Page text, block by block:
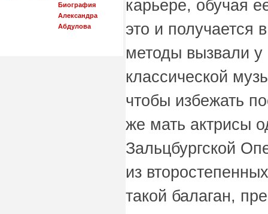
Биография
Александра
Абдулова
карьере, обучая
это и получается
методы вызвали
классической
чтобы избежать
же мать актрисы
Зальцбургской
из
такой балаган,